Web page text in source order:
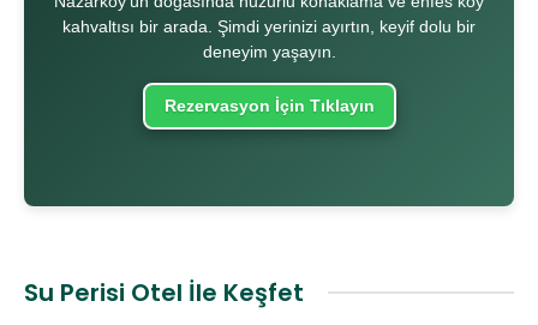
kahvaltısı bir arada. Şimdi yerinizi ayırtın, keyif dolu bir
deneyim yaşayın.
Rezervasyon İçin Tıklayın
Su Perisi Otel İle Keşfet